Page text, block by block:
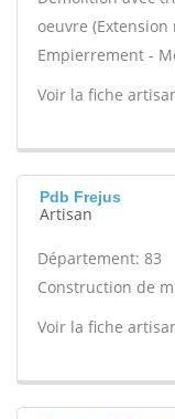
oeuvre
Empierrement -
Voir la fiche
Pdb Frejus
Artisan
Département: 83
Construction de
Voir la fiche